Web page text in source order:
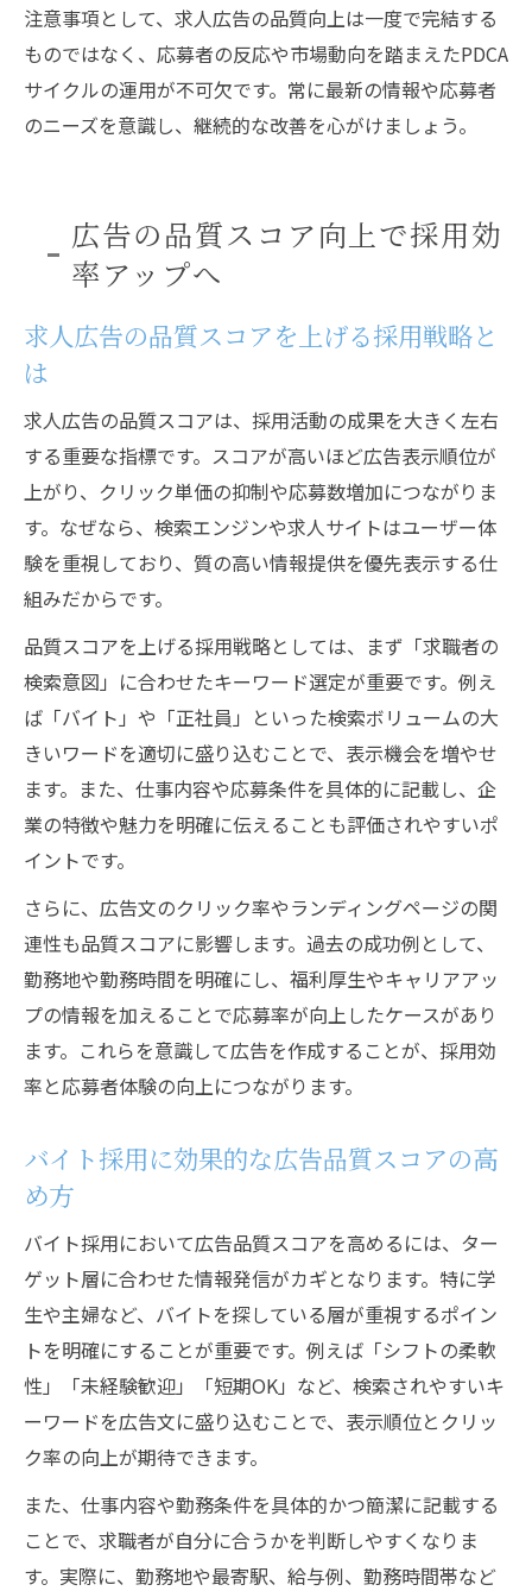
注意事項として、求人広告の品質向上は一度で完結する
ものではなく、応募者の反応や市場動向を踏まえたPDCA
サイクルの運用が不可欠です。常に最新の情報や応募者
のニーズを意識し、継続的な改善を心がけましょう。
広告の品質スコア向上で採用効
率アップへ
求人広告の品質スコアを上げる採用戦略と
は
求人広告の品質スコアは、採用活動の成果を大きく左右
する重要な指標です。スコアが高いほど広告表示順位が
上がり、クリック単価の抑制や応募数増加につながりま
す。なぜなら、検索エンジンや求人サイトはユーザー体
験を重視しており、質の高い情報提供を優先表示する仕
組みだからです。
品質スコアを上げる採用戦略としては、まず「求職者の
検索意図」に合わせたキーワード選定が重要です。例え
ば「バイト」や「正社員」といった検索ボリュームの大
きいワードを適切に盛り込むことで、表示機会を増やせ
ます。また、仕事内容や応募条件を具体的に記載し、企
業の特徴や魅力を明確に伝えることも評価されやすいポ
イントです。
さらに、広告文のクリック率やランディングページの関
連性も品質スコアに影響します。過去の成功例として、
勤務地や勤務時間を明確にし、福利厚生やキャリアアッ
プの情報を加えることで応募率が向上したケースがあり
ます。これらを意識して広告を作成することが、採用効
率と応募者体験の向上につながります。
バイト採用に効果的な広告品質スコアの高
め方
バイト採用において広告品質スコアを高めるには、ター
ゲット層に合わせた情報発信がカギとなります。特に学
生や主婦など、バイトを探している層が重視するポイン
トを明確にすることが重要です。例えば「シフトの柔軟
性」「未経験歓迎」「短期OK」など、検索されやすいキ
ーワードを広告文に盛り込むことで、表示順位とクリッ
ク率の向上が期待できます。
また、仕事内容や勤務条件を具体的かつ簡潔に記載する
ことで、求職者が自分に合うかを判断しやすくなりま
す。実際に、勤務地や最寄駅、給与例、勤務時間帯など